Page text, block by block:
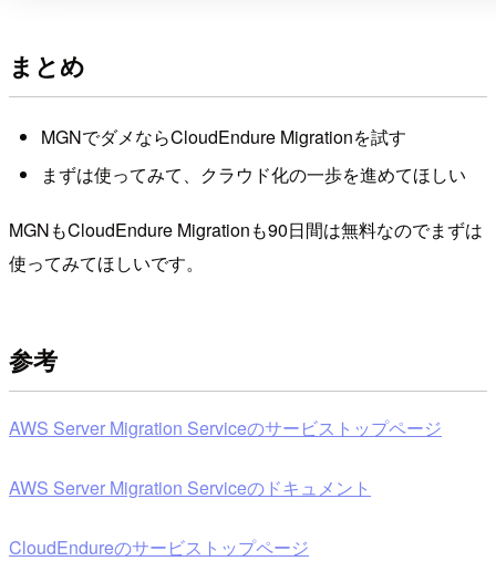
まとめ
MGNでダメならCloudEndure Migrationを試す
まずは使ってみて、クラウド化の一歩を進めてほしい
MGNもCloudEndure Migrationも90日間は無料なのでまずは
使ってみてほしいです。
参考
AWS Server Migration Serviceのサービストップページ
AWS Server Migration Serviceのドキュメント
CloudEndureのサービストップページ